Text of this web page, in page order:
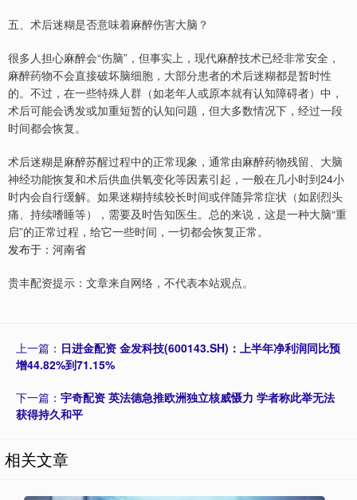
五、术后迷糊是否意味着麻醉伤害大脑？
很多人担心麻醉会“伤脑”，但事实上，现代麻醉技术已经非常安全，
麻醉药物不会直接破坏脑细胞，大部分患者的术后迷糊都是暂时性
的。不过，在一些特殊人群（如老年人或原本就有认知障碍者）中，
术后可能会诱发或加重短暂的认知问题，但大多数情况下，经过一段
时间都会恢复。
术后迷糊是麻醉苏醒过程中的正常现象，通常由麻醉药物残留、大脑
神经功能恢复和术后供血供氧变化等因素引起，一般在几小时到24小
时内会自行缓解。如果迷糊持续较长时间或伴随异常症状（如剧烈头
痛、持续嗜睡等），需要及时告知医生。总的来说，这是一种大脑“重
启”的正常过程，给它一些时间，一切都会恢复正常。
发布于：河南省
贵丰配资提示：文章来自网络，不代表本站观点。
上一篇： 日进金配资 金发科技(600143.SH)：上半年净利润同比预
增44.82%到71.15%
下一篇： 宇奇配资 英法德急推欧洲独立核威慑力 学者称此举无法
获得持久和平
相关文章